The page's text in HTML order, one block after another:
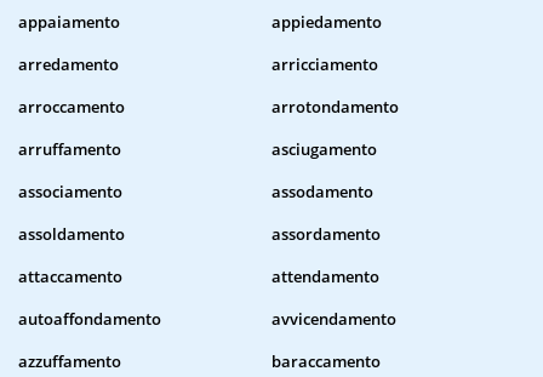
appaiamento
appiedamento
arredamento
arricciamento
arroccamento
arrotondamento
arruffamento
asciugamento
associamento
assodamento
assoldamento
assordamento
attaccamento
attendamento
autoaffondamento
avvicendamento
azzuffamento
baraccamento